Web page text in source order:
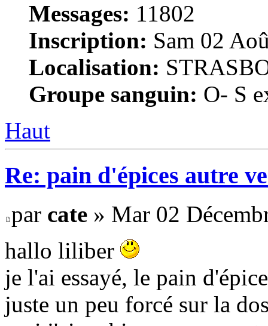
Messages: 11802
Inscription: Sam 02
Localisation:
Groupe sanguin: O- S
Haut
Re: pain d'épices autre
par cate » Mar 02
hallo liliber
je l'ai essayé, le pain
juste un peu forcé sur la